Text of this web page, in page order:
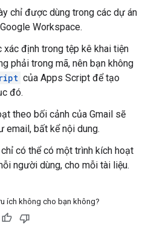
chỉ được dùng trong các dự án
Workspace.
định trong tệp kê khai tiện
phải trong mã, nên bạn không
của Apps Script để tạo
đó.
theo bối cảnh của Gmail sẽ
email, bất kể nội dung.
có thể có một trình kích hoạt
người dùng, cho mỗi tài liệu.
ích không cho bạn không?